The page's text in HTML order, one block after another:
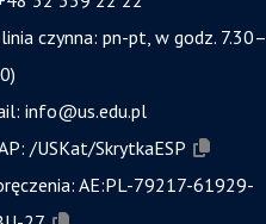
czynna: pn-pt, w godz. 7.30–
info@us.edu.pl
/USKat/SkrytkaESP
AE:PL-79217-61929-